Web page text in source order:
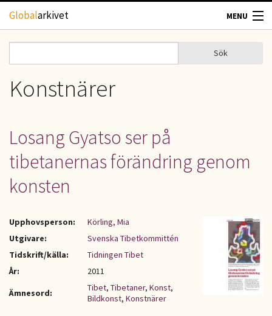
Hoppa till huvudinnehåll
Globalarkivet MENU
TIDSKRIFTER
UPPHOVSRÄTT
OM OSS
Sökformulär
Sök
Konstnärer
Losang Gyatso ser på
tibetanernas förändring genom
konsten
Upphovsperson:
Körling, Mia
Utgivare:
Svenska Tibetkommittén
Tidskrift/källa:
Tidningen Tibet
År:
2011
Ämnesord:
Tibet, Tibetaner, Konst,
Bildkonst, Konstnärer